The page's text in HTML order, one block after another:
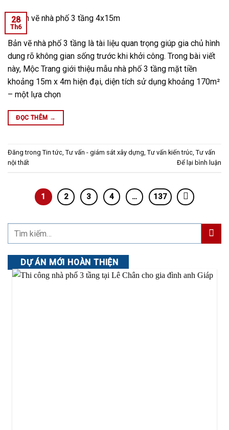
28
Th6
Bản vẽ nhà phố 3 tầng là tài liệu quan trọng giúp gia chủ hình
dung rõ không gian sống trước khi khởi công. Trong bài viết
này, Mộc Trang giới thiệu mẫu nhà phố 3 tầng mặt tiền
khoảng 15m x 4m hiện đại, diện tích sử dụng khoảng 170m²
– một lựa chọn
ĐỌC THÊM →
Đăng trong Tin tức Tư vấn - giám sát xây dựng Tư vấn kiến trúc Tư vấn
nội thất
Để lại bình luận
1 2 3 4 … 137
DỰ ÁN MỚI HOÀN THIỆN